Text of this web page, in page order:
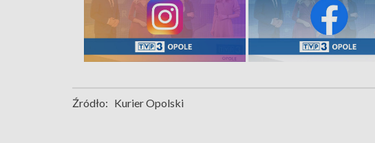
Źródło: Kurier Opolski